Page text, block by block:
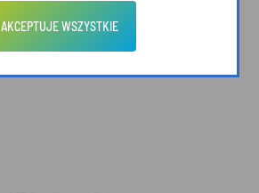
AKCEPTUJE WSZYSTKIE